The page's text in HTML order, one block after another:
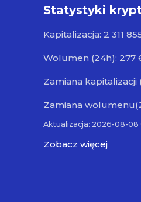
Statystyki
Kapitalizacja: 2 311
Wolumen (24h): 277
Zamiana kapitalizacji
Zamiana
Aktualizacja: 2026-08-08
Zobacz więcej